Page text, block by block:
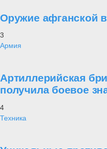
Оружие афганской
3
Армия
Артиллерийская
получила боевое
4
Техника